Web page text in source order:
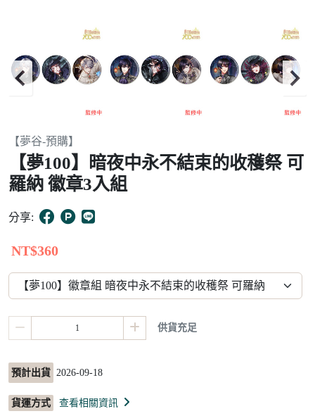
Item
of
5
【夢谷-預購】
【夢100】暗夜中永不結束的收穫祭 可
羅納 徽章3入組
分享:
NT$360
供貨充足
預計出貨 2026-09-18
貨運方式 查看相關資訊